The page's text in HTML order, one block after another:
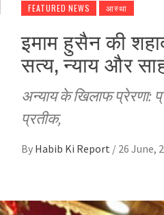
FEATURED NEWS आस्था
इमाम हुसैन की
सत्य, न्याय और
अन्याय के खिलाफ प्रेरणा:
प्रतीक,
By Habib Ki Report / 26 June,